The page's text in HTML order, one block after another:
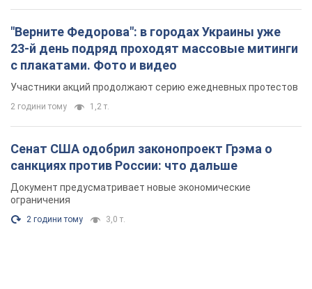
"Верните Федорова": в городах Украины уже
23-й день подряд проходят массовые митинги
с плакатами. Фото и видео
Участники акций продолжают серию ежедневных протестов
2 години тому 1,2 т.
Сенат США одобрил законопроект Грэма о
санкциях против России: что дальше
Документ предусматривает новые экономические
ограничения
2 години тому 3,0 т.